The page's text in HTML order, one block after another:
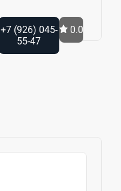
+7 (926) 045-
55-47
0.0